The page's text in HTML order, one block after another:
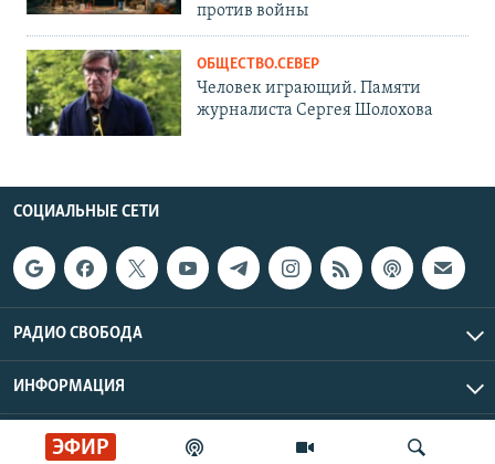
ЭФИР
против войны
ОБЩЕСТВО.СЕВЕР
Человек играющий. Памяти
журналиста Сергея Шолохова
СОЦИАЛЬНЫЕ СЕТИ
РАДИО СВОБОДА
ИНФОРМАЦИЯ
Радио Свобода © 2026 RFE/RL, Inc. | Все права защищены.